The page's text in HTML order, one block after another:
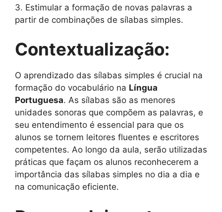
3. Estimular a formação de novas palavras a
partir de combinações de sílabas simples.
Contextualização:
O aprendizado das sílabas simples é crucial na
formação do vocabulário na Língua
Portuguesa. As sílabas são as menores
unidades sonoras que compõem as palavras, e
seu entendimento é essencial para que os
alunos se tornem leitores fluentes e escritores
competentes. Ao longo da aula, serão utilizadas
práticas que façam os alunos reconhecerem a
importância das sílabas simples no dia a dia e
na comunicação eficiente.